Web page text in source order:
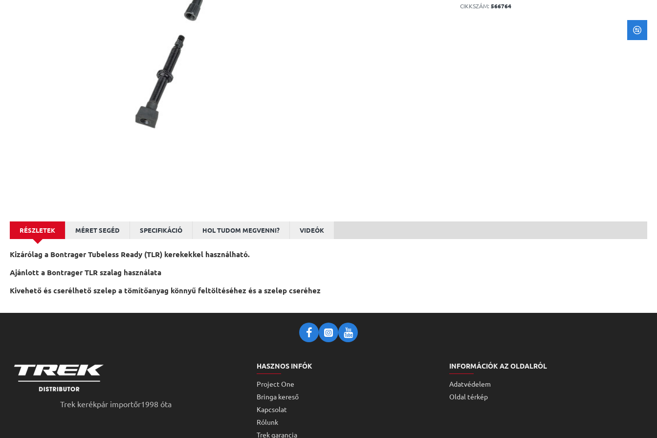
CIKKSZÁM: 566764
RÉSZLETEK MÉRET SEGÉD SPECIFIKÁCIÓ HOL TUDOM MEGVENNI? VIDEÓK
Kizárólag a Bontrager Tubeless Ready (TLR) kerekekkel használható.
Ajánlott a Bontrager TLR szalag használata
Kivehető és cserélhető szelep a tömítőanyag könnyű feltöltéséhez és a szelep cseréhez
Trek kerékpár importőr1998 óta
HASZNOS INFÓK
Project One
Bringa kereső
Kapcsolat
Rólunk
Trek garancia
INFORMÁCIÓK AZ OLDALRÓL
Adatvédelem
Oldal térkép